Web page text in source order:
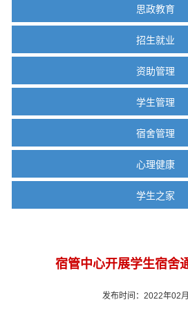
思政教育
招生就业
资助管理
学生管理
宿舍管理
心理健康
学生之家
宿管中心开展学生宿舍
发布时间：2022年02